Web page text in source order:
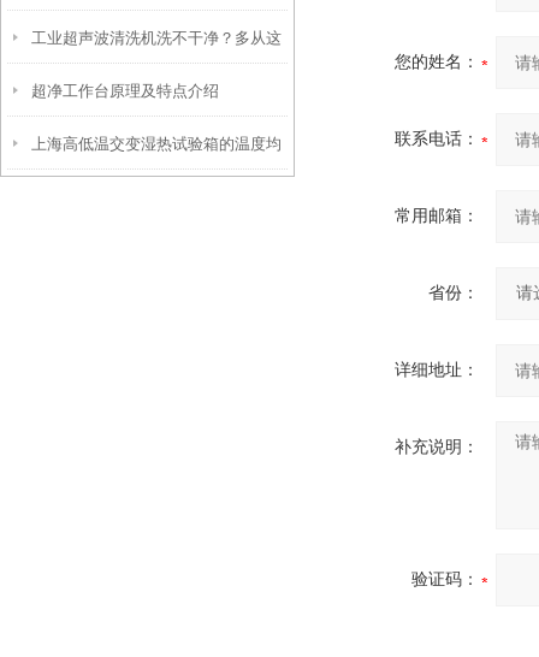
原理与日常操作维修维护方法
工业超声波清洗机洗不干净？多从这
些方面找原因
超净工作台原理及特点介绍
上海高低温交变湿热试验箱的温度均
您的姓名：
联系电话：
常用邮箱：
省份：
详细地址：
补充说明：
验证码：